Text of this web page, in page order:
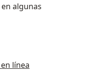
algunas
línea